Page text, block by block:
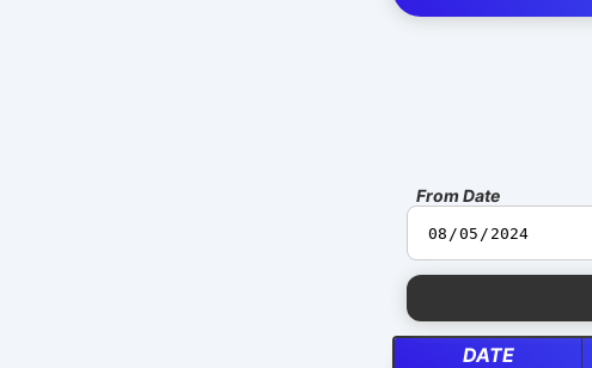
From Date
DATE